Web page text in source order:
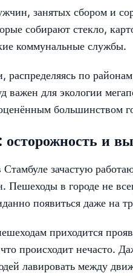
занятых сбором и
собирают стекло,
коммунальные службы.
распределяясь по
для экологии
большинством
и
зачастую
Пешеходы в городе не
появиться даже на
приходится
что происходит нечасто.
лавировать между